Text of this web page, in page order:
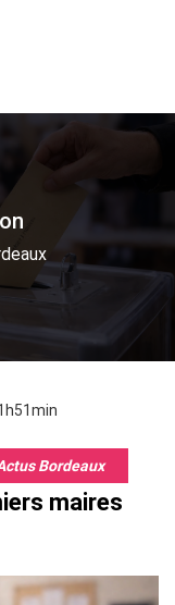
Bordeaux
maires